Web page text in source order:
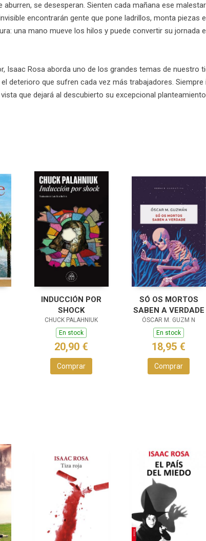
aburren, se desesperan. Sienten cada mañana ese
encontrarán gente que pone ladrillos, monta
una mano mueve los hilos y puede convertir su jornada
Isaac Rosa aborda uno de los grandes temas de nuestro
deterioro que sufren cada vez más trabajadores.
que dejará al descubierto su excepcional
INDUCCIÓN POR
SHOCK
CHUCK PALAHNIUK
En stock
20,90 €
Comprar
SÓ OS MORTOS
SABEN A VERDADE
ÓSCAR M. GUZM N
En stock
18,95 €
Comprar